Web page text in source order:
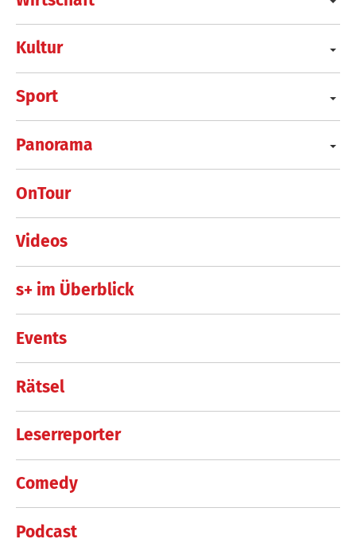
Kultur
Sport
Panorama
OnTour
Videos
s+ im Überblick
Events
Rätsel
Leserreporter
Comedy
Podcast